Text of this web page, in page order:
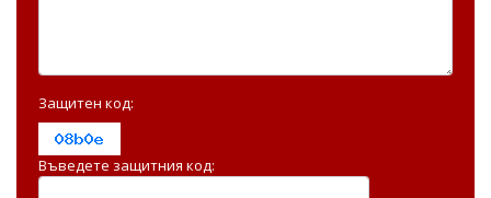
Защитен код:
Въведете защитния код: